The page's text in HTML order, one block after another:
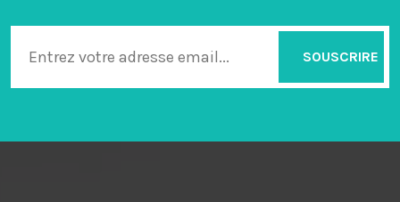
SOUSCRIRE